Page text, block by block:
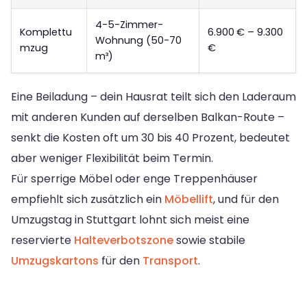
Komplettu
mzug
4-5-Zimmer-
Wohnung (50-70
m³)
6.900 € – 9.300
€
Eine Beiladung – dein Hausrat teilt sich den Laderaum
mit anderen Kunden auf derselben Balkan-Route –
senkt die Kosten oft um 30 bis 40 Prozent, bedeutet
aber weniger Flexibilität beim Termin.
Für sperrige Möbel oder enge Treppenhäuser
empfiehlt sich zusätzlich ein Möbellift, und für den
Umzugstag in Stuttgart lohnt sich meist eine
reservierte Halteverbotszonesowie stabile
Umzugskartons für den Transport.